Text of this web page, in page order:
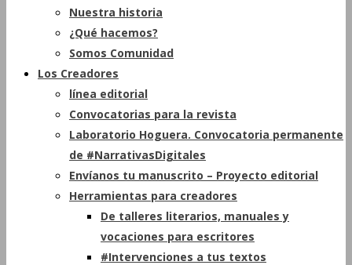
Nuestra historia
¿Qué hacemos?
Somos Comunidad
Los Creadores
línea editorial
Convocatorias para la revista
Laboratorio Hoguera. Convocatoria permanente
de #NarrativasDigitales
Envíanos tu manuscrito – Proyecto editorial
Herramientas para creadores
De talleres literarios, manuales y
vocaciones para escritores
#Intervenciones a tus textos